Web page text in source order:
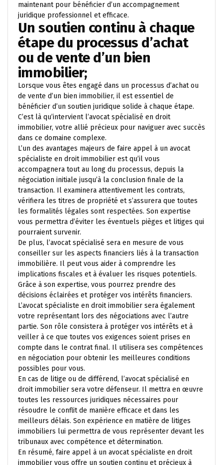
maintenant pour bénéficier d’un accompagnement
juridique professionnel et efficace.
Un soutien continu à chaque
étape du processus d’achat
ou de vente d’un bien
immobilier;
Lorsque vous êtes engagé dans un processus d’achat ou
de vente d’un bien immobilier, il est essentiel de
bénéficier d’un soutien juridique solide à chaque étape.
C’est là qu’intervient l’avocat spécialisé en droit
immobilier, votre allié précieux pour naviguer avec succès
dans ce domaine complexe.
L’un des avantages majeurs de faire appel à un avocat
spécialiste en droit immobilier est qu’il vous
accompagnera tout au long du processus, depuis la
négociation initiale jusqu’à la conclusion finale de la
transaction. Il examinera attentivement les contrats,
vérifiera les titres de propriété et s’assurera que toutes
les formalités légales sont respectées. Son expertise
vous permettra d’éviter les éventuels pièges et litiges qui
pourraient survenir.
De plus, l’avocat spécialisé sera en mesure de vous
conseiller sur les aspects financiers liés à la transaction
immobilière. Il peut vous aider à comprendre les
implications fiscales et à évaluer les risques potentiels.
Grâce à son expertise, vous pourrez prendre des
décisions éclairées et protéger vos intérêts financiers.
L’avocat spécialiste en droit immobilier sera également
votre représentant lors des négociations avec l’autre
partie. Son rôle consistera à protéger vos intérêts et à
veiller à ce que toutes vos exigences soient prises en
compte dans le contrat final. Il utilisera ses compétences
en négociation pour obtenir les meilleures conditions
possibles pour vous.
En cas de litige ou de différend, l’avocat spécialisé en
droit immobilier sera votre défenseur. Il mettra en œuvre
toutes les ressources juridiques nécessaires pour
résoudre le conflit de manière efficace et dans les
meilleurs délais. Son expérience en matière de litiges
immobiliers lui permettra de vous représenter devant les
tribunaux avec compétence et détermination.
En résumé, faire appel à un avocat spécialiste en droit
immobilier vous offre un soutien continu et précieux à